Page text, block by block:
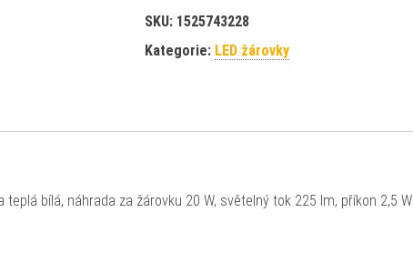
SKU: 1525743228
Kategorie: LED žárovky
bílá, náhrada za žárovku 20 W, světelný tok 225 lm, příkon 2,5 W